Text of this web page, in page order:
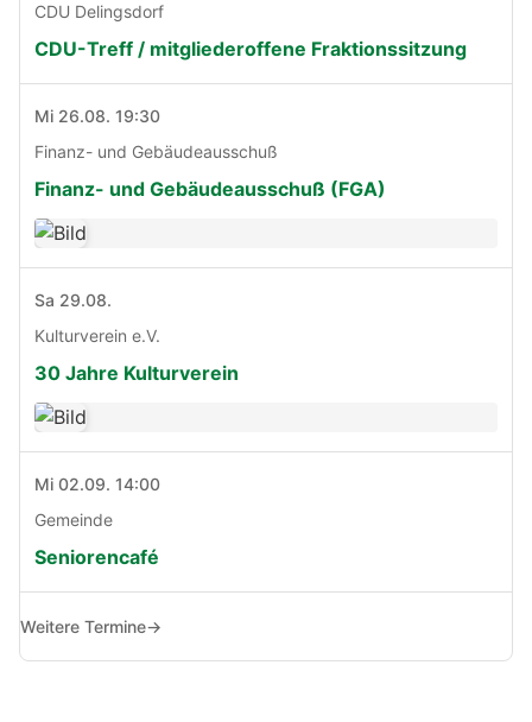
CDU Delingsdorf
CDU-Treff / mitgliederoffene Fraktionssitzung
Mi 26.08. 19:30
Finanz- und Gebäudeausschuß
Finanz- und Gebäudeausschuß (FGA)
Sa 29.08.
Kulturverein e.V.
30 Jahre Kulturverein
Mi 02.09. 14:00
Gemeinde
Seniorencafé
Weitere Termine→